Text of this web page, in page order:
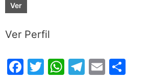
Ver
Ver Perfil
Facebook
Twitter
WhatsApp
Telegram
Email